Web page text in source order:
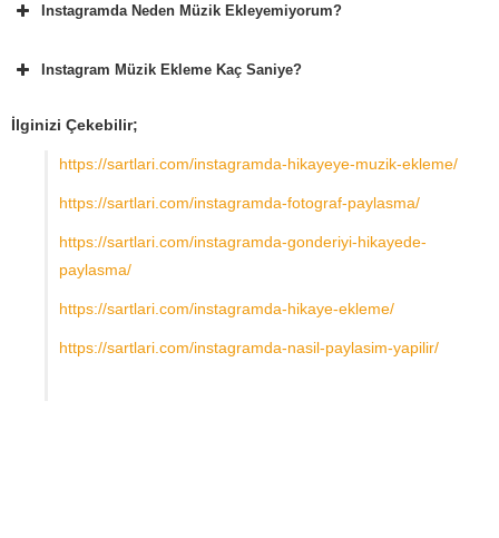
Instagramda Neden Müzik Ekleyemiyorum?
Instagram Müzik Ekleme Kaç Saniye?
İlginizi Çekebilir;
https://sartlari.com/instagramda-hikayeye-muzik-ekleme/
https://sartlari.com/instagramda-fotograf-paylasma/
https://sartlari.com/instagramda-gonderiyi-hikayede-
paylasma/
https://sartlari.com/instagramda-hikaye-ekleme/
https://sartlari.com/instagramda-nasil-paylasim-yapilir/